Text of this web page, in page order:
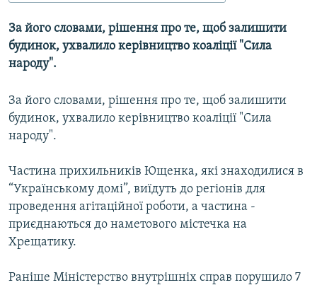
ФОТО
СПЕЦПРОЄКТИ
КРИМ РЕАЛІЇ
РУС
УКР
КТАТ
ДОЛУЧАЙСЯ!
За його словами, рішення про те, щоб залишити
будинок, ухвалило керівництво коаліції "Сила
народу".
За його словами, рішення про те, щоб залишити
будинок, ухвалило керівництво коаліції "Сила
народу".
Частина прихильників Ющенка, які знаходилися в
“Українському домі”, виїдуть до регіонів для
проведення агітаційної роботи, а частина -
приєднаються до наметового містечка на
Хрещатику.
Раніше Міністерство внутрішніх справ порушило 7